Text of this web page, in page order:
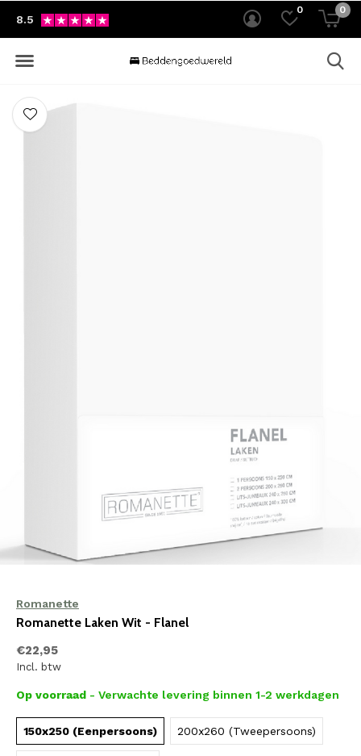
0 0
8.5
Romanette
Romanette Laken Wit - Flanel
€22,95
Incl. btw
Op voorraad - Verwachte levering binnen 1-2 werkdagen
150x250 (Eenpersoons) 200x260 (Tweepersoons)